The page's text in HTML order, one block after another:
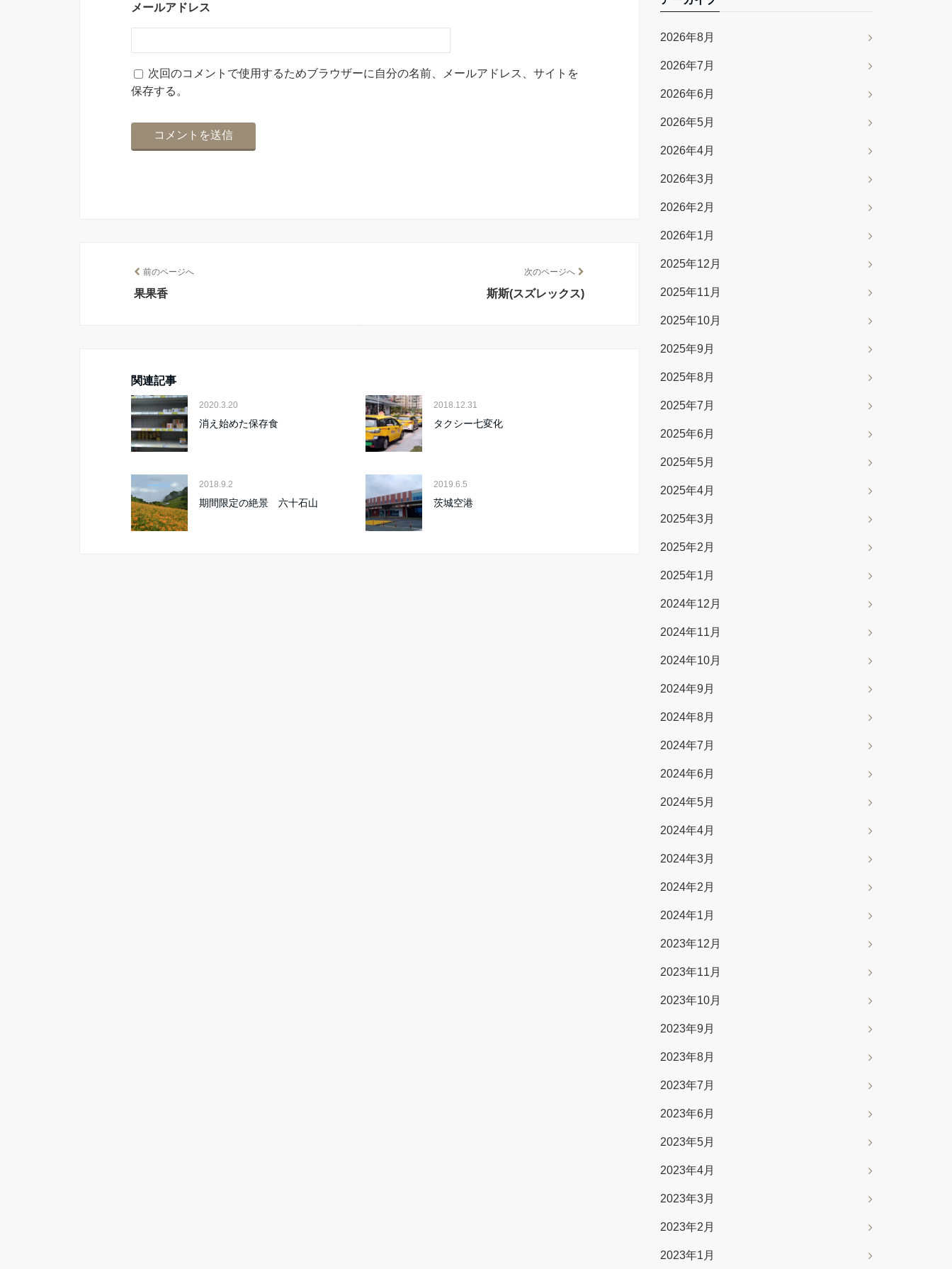
メールアドレス
次回のコメントで使用するためブラウザーに自分の名前、メールアドレス、サイトを
保存する。
前のページへ
果果香
次のページへ
斯斯(スズレックス)
関連記事
2020.3.20
消え始めた保存食
2018.12.31
タクシー七変化
2018.9.2
期間限定の絶景 六十石山
2019.6.5
茨城空港
2026年8月
2026年7月
2026年6月
2026年5月
2026年4月
2026年3月
2026年2月
2026年1月
2025年12月
2025年11月
2025年10月
2025年9月
2025年8月
2025年7月
2025年6月
2025年5月
2025年4月
2025年3月
2025年2月
2025年1月
2024年12月
2024年11月
2024年10月
2024年9月
2024年8月
2024年7月
2024年6月
2024年5月
2024年4月
2024年3月
2024年2月
2024年1月
2023年12月
2023年11月
2023年10月
2023年9月
2023年8月
2023年7月
2023年6月
2023年5月
2023年4月
2023年3月
2023年2月
2023年1月